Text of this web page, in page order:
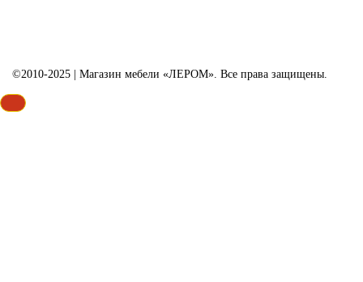
©2010-2025 | Магазин мебели «ЛЕРОМ». Все права защищены.